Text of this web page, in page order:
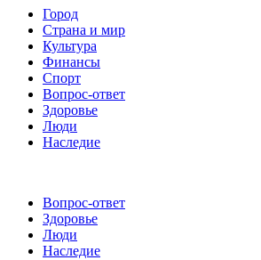
Город
Страна и мир
Культура
Финансы
Спорт
Вопрос-ответ
Здоровье
Люди
Наследие
Вопрос-ответ
Здоровье
Люди
Наследие